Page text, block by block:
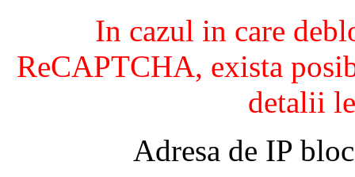
In cazul in care
ReCAPTCHA, exista
detalii
Adresa de IP